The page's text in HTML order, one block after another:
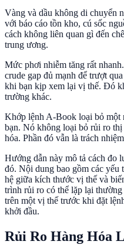
Vàng và dầu không di chuyển
với báo cáo tồn kho, cú sốc
cách không liên quan gì đến
trung ương.
Mức phơi nhiễm tăng rất
crude gap đủ mạnh để trượt
khi bạn kịp xem lại vị thế. Đó
trường khác.
Khớp lệnh A-Book loại bỏ một
bạn. Nó không loại bỏ rủi ro
hóa. Phần đó vẫn là trách
Hướng dẫn này mô tả cách đo
đó. Nội dung bao gồm các yếu
hệ giữa kích thước vị thế và
trình rủi ro có thể lặp lại
trên một vị thế trước khi đặt
khởi đầu.
Rủi Ro Hàng Hóa